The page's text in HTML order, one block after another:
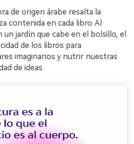
de origen árabe resalta la
contenida en cada libro. Al
jardín que cabe en el bolsillo, el
de los libros para
imaginarios y nutrir nuestras
de ideas.